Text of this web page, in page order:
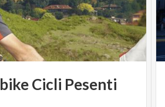
bikeCicli Pesenti